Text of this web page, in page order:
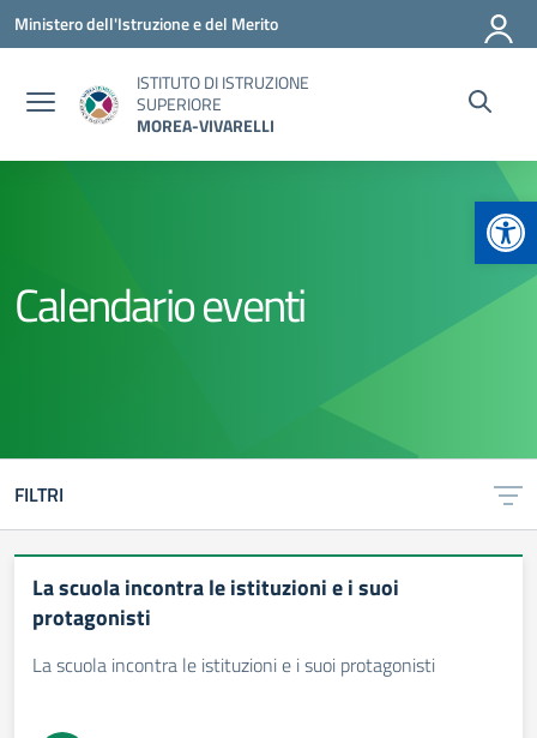
Vai ai contenuti
Vai al menu di navigazione
Vai al footer
Ministero dell'Istruzione e del Merito
ISTITUTO DI ISTRUZIONE
SUPERIORE
MOREA-VIVARELLI
Calendario eventi
FILTRI
La scuola incontra le istituzioni e i suoi
protagonisti
La scuola incontra le istituzioni e i suoi protagonisti